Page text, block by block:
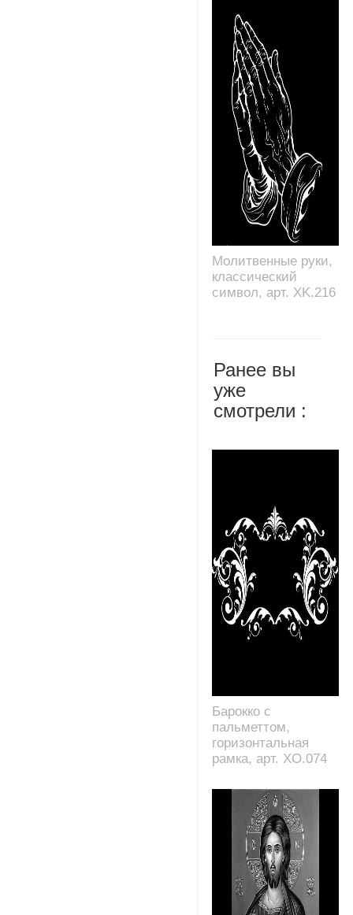
Молитвенные руки,
классический
символ, арт. XK.216
Ранее вы
уже
смотрели :
Барокко с
пальметтом,
горизонтальная
рамка, арт. XO.074